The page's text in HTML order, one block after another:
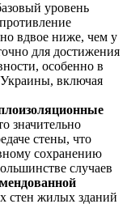
уровень
вдвое ниже, чем у
для достижения
особенно в
включая
значительно
стены, что
сохранению
случаев
стен жилых зданий